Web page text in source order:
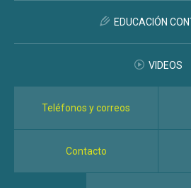
EDUCACIÓN
VIDEOS
Teléfonos y correos
Contacto